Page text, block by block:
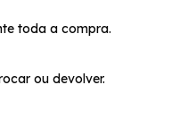
toda a compra.
ou devolver.